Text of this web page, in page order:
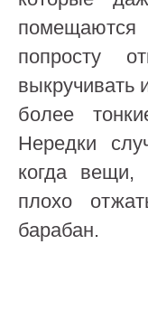
попросту
выкручивать
более
Нередки
когда вещи,
плохо
барабан.